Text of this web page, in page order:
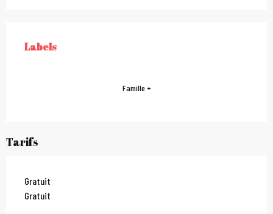
Offres de prestations
LABELS
Labels
Famille +
Tarifs
Gratuit
Gratuit